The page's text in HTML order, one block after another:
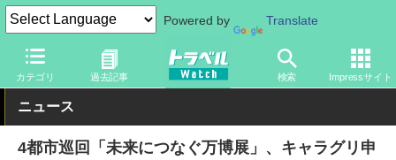
Powered by Translate
カテゴリ 過去記事 検索 Impressサイト
トラベル Watch イベント 国際博覧会 2025年大阪・関西万博
ニュース
4都市巡回「未来につなぐ万博展」、キャラグリ申